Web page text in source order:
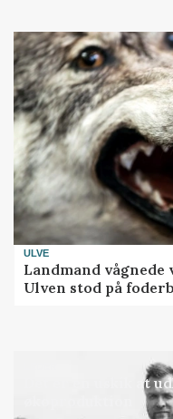
ULVE
Landmand
Ulven stod på
Det er en uskik at